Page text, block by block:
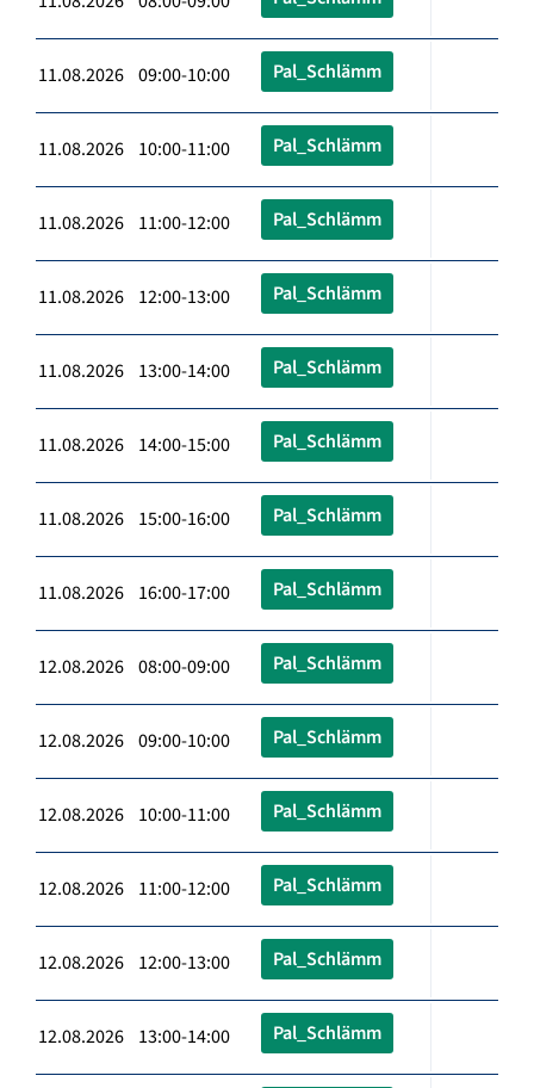
11.08.2026 09:00-10:00 Pal_Schlämm
11.08.2026 10:00-11:00 Pal_Schlämm
11.08.2026 11:00-12:00 Pal_Schlämm
11.08.2026 12:00-13:00 Pal_Schlämm
11.08.2026 13:00-14:00 Pal_Schlämm
11.08.2026 14:00-15:00 Pal_Schlämm
11.08.2026 15:00-16:00 Pal_Schlämm
11.08.2026 16:00-17:00 Pal_Schlämm
12.08.2026 08:00-09:00 Pal_Schlämm
12.08.2026 09:00-10:00 Pal_Schlämm
12.08.2026 10:00-11:00 Pal_Schlämm
12.08.2026 11:00-12:00 Pal_Schlämm
12.08.2026 12:00-13:00 Pal_Schlämm
12.08.2026 13:00-14:00 Pal_Schlämm